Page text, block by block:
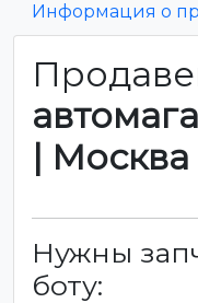
Информация о
|
Нужны
боту: